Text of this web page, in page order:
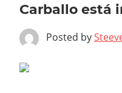
Carballo está
Posted by